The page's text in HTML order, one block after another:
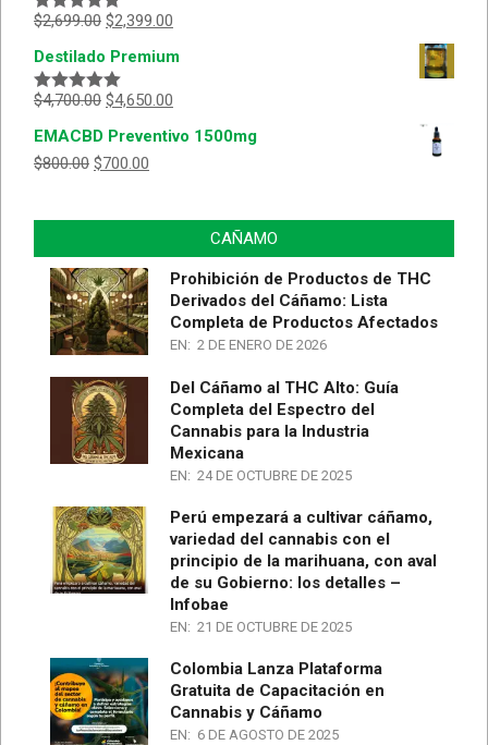
Valorado
5
$2,699.00 $2,399.00
Destilado Premium
Valorado
5
$4,700.00 $4,650.00
EMACBD Preventivo 1500mg
$800.00 $700.00
CAÑAMO
Prohibición de Productos de THC
Derivados del Cáñamo: Lista
Completa de Productos Afectados
EN: 2 DE ENERO DE 2026
Del Cáñamo al THC Alto: Guía
Completa del Espectro del
Cannabis para la Industria
Mexicana
EN: 24 DE OCTUBRE DE 2025
Perú empezará a cultivar cáñamo,
variedad del cannabis con el
principio de la marihuana, con aval
de su Gobierno: los detalles –
Infobae
EN: 21 DE OCTUBRE DE 2025
Colombia Lanza Plataforma
Gratuita de Capacitación en
Cannabis y Cáñamo
EN: 6 DE AGOSTO DE 2025